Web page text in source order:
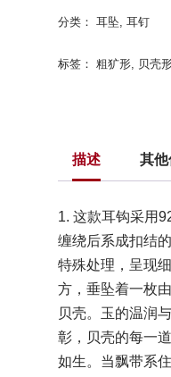
分类： 耳坠, 耳钉
标签： 粗犷形, 贝壳
描述 其
1. 这款耳钩采用
缠绕后系成扣结
特殊处理，呈现
方，垂坠着一枚
贝壳。玉的温润
彰，贝壳的每一
如生。当飘带系